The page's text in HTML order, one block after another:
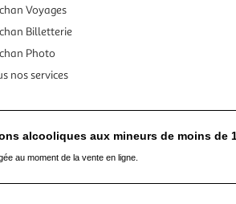
Voyages
Billetterie
Photo
nos services
alcooliques aux mineurs de moins de
au moment de la vente en ligne.